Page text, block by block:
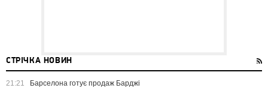
СТРІЧКА НОВИН
21:21 Барселона готує продаж Барджі